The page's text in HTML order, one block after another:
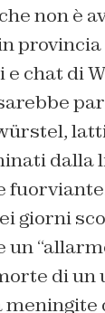
non è
chat di
dalla
giorni
un
di un
meningite